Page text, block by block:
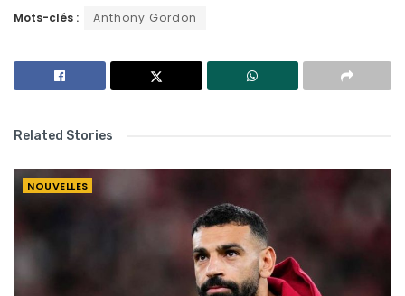
Mots-clés : Anthony Gordon
Related Stories
NOUVELLES